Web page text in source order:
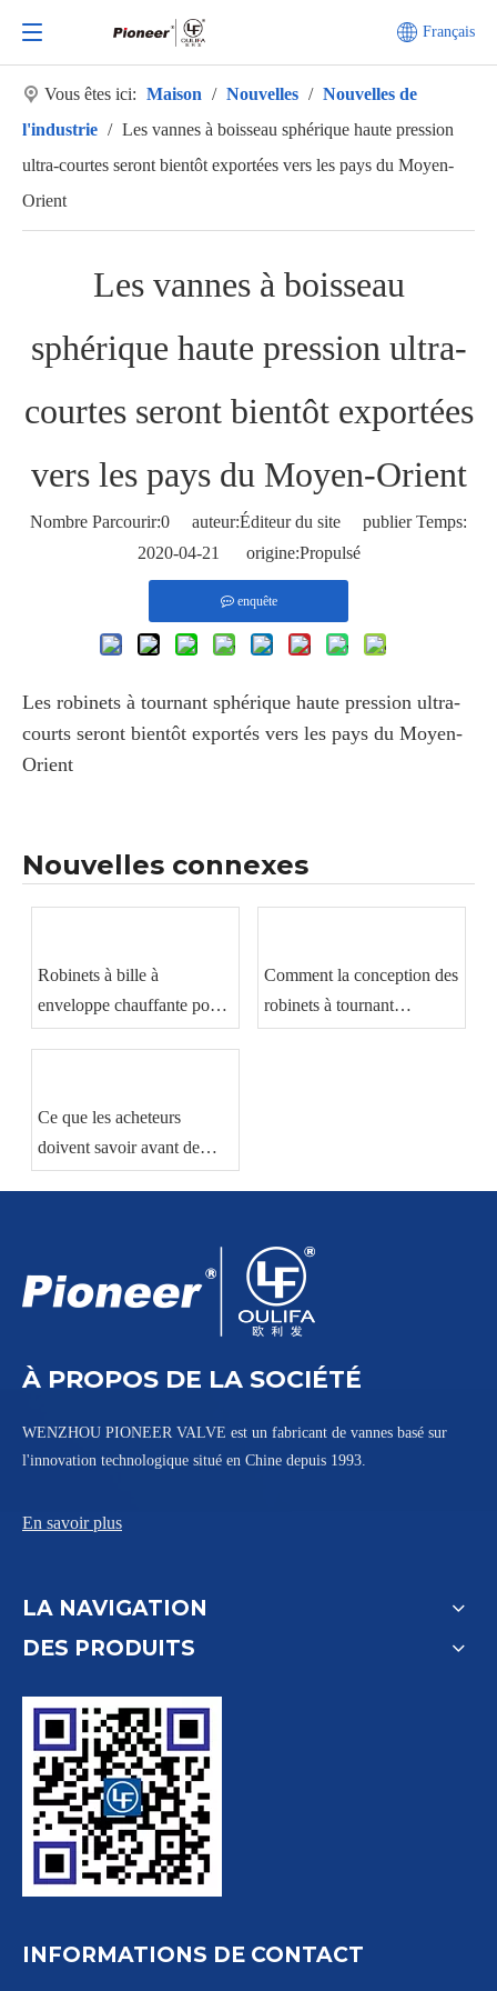
Français
Vous êtes ici: Maison / Nouvelles / Nouvelles de
l'industrie / Les vannes à boisseau sphérique haute pression
ultra-courtes seront bientôt exportées vers les pays du Moyen-
Orient
Les vannes à boisseau
sphérique haute pression ultra-
courtes seront bientôt exportées
vers les pays du Moyen-Orient
Nombre Parcourir:0 auteur:Éditeur du site publier Temps:
2020-04-21 origine:Propulsé
enquête
Les robinets à tournant sphérique haute pression ultra-
courts seront bientôt exportés vers les pays du Moyen-
Orient
Nouvelles connexes
Robinets à bille à
enveloppe chauffante pour
la manutention de
Comment la conception des
robinets à tournant
sphérique affecte les
Ce que les acheteurs
doivent savoir avant de
commander des robinets à
À PROPOS DE LA SOCIÉTÉ
WENZHOU PIONEER VALVE est un fabricant de vannes basé sur
l'innovation technologique situé en Chine depuis 1993.
En savoir plus
LA NAVIGATION
DES PRODUITS
INFORMATIONS DE CONTACT